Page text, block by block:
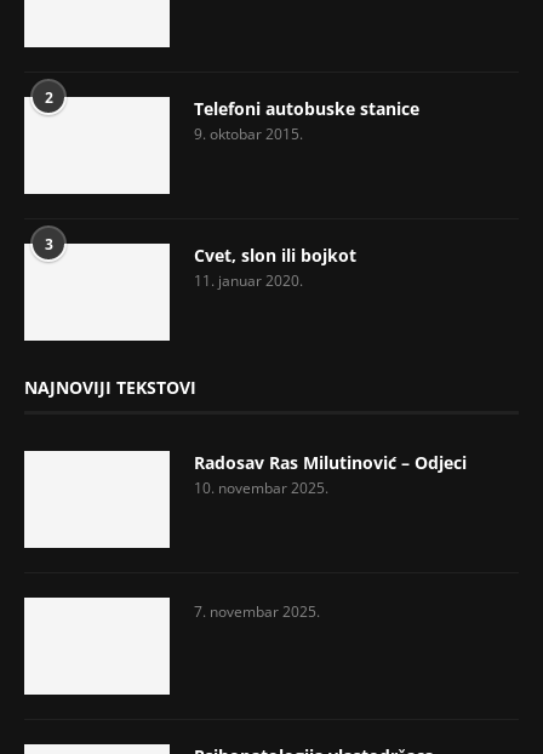
2 Telefoni autobuske stanice
9. oktobar 2015.
3 Cvet, slon ili bojkot
11. januar 2020.
NAJNOVIJI TEKSTOVI
Radosav Ras Milutinović – Odjeci
10. novembar 2025.
7. novembar 2025.